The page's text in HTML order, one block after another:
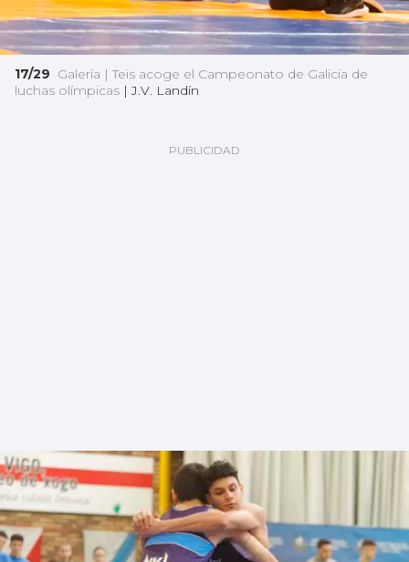
17/29 Galería | Teis acoge el Campeonato de Galicia de
luchas olímpicas |J.V. Landín